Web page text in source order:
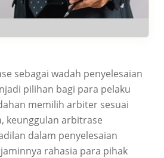
sebagai wadah penyelesaian
pilihan bagi para pelaku
memilih arbiter sesuai
keunggulan arbitrase
dalam penyelesaian
rahasia para pihak